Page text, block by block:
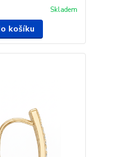
Skladem
košíku